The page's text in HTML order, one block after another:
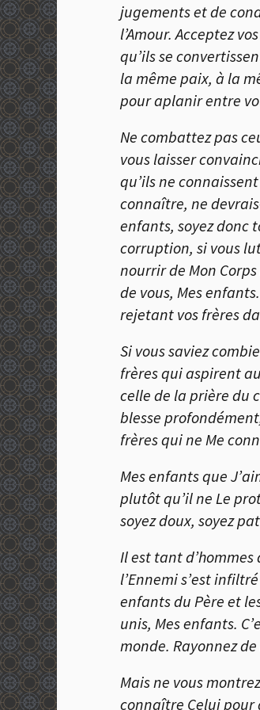
jugements et de
l’Amour. Acceptez
qu’ils se
la même paix, à la
pour aplanir entre
Ne combattez pas
vous laisser
qu’ils ne
connaître, ne
enfants, soyez donc
corruption, si vous
nourrir de Mon
de vous, Mes
rejetant vos frères
Si vous saviez
frères qui aspirent
celle de la prière du
blesse
frères qui ne Me
Mes enfants que
plutôt qu’il ne Le
soyez doux, soyez
Il est tant
l’Ennemi s’est
enfants du Père et
unis, Mes enfants.
monde. Rayonnez
Mais ne vous
connaître Celui pour